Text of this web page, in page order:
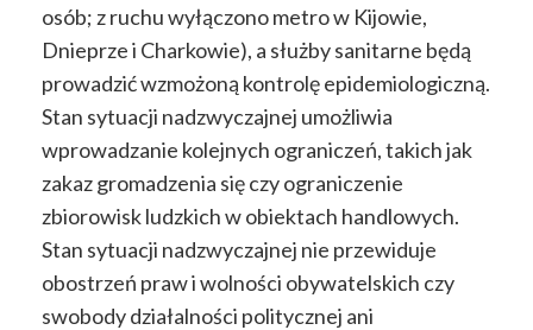
osób; z ruchu wyłączono metro w Kijowie,
Dnieprze i Charkowie), a służby sanitarne będą
prowadzić wzmożoną kontrolę epidemiologiczną.
Stan sytuacji nadzwyczajnej umożliwia
wprowadzanie kolejnych ograniczeń, takich jak
zakaz gromadzenia się czy ograniczenie
zbiorowisk ludzkich w obiektach handlowych.
Stan sytuacji nadzwyczajnej nie przewiduje
obostrzeń praw i wolności obywatelskich czy
swobody działalności politycznej ani